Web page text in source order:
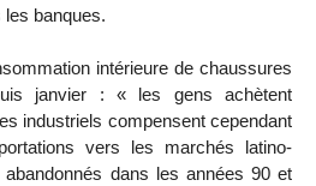
les banques.
intérieure de chaussures
janvier : « les gens achètent
industriels compensent cependant
vers les marchés latino-
abandonnés dans les années 90 et